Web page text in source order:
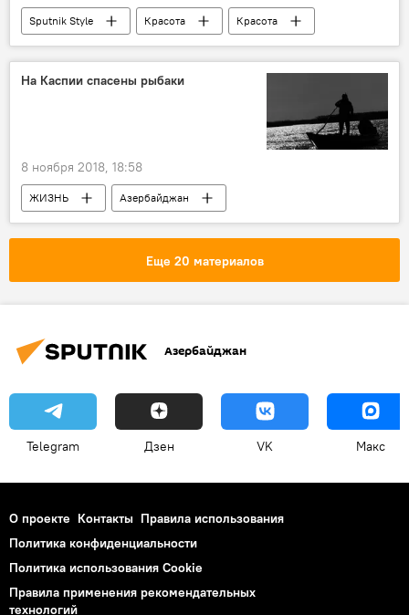
Sputnik Style Красота Красота
На Каспии спасены рыбаки
8 ноября 2018, 18:58
ЖИЗНЬ
Азербайджан
Происшествия
Новости
Еще 20 материалов
Азербайджан
Telegram Дзен VK Макс
О проекте Контакты Правила использования
Политика конфиденциальности
Политика использования Cookie
Правила применения рекомендательных
технологий